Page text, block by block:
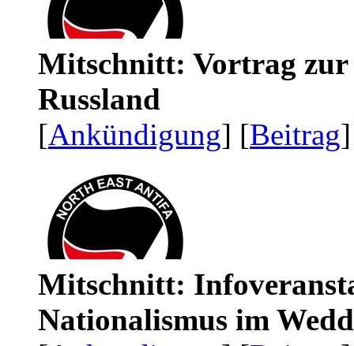
Mitschnitt: Vortrag zur
Russland
[Ankündigung] [Beitrag
Mitschnitt:
Nationalismus im